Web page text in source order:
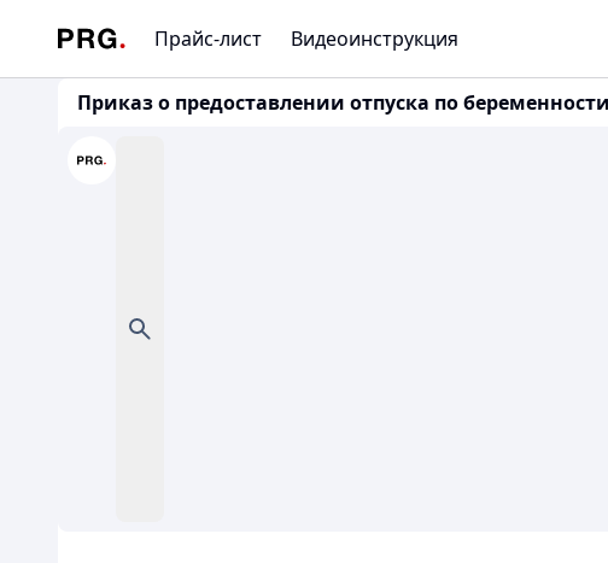
Прайс-лист Видеоинструкция
Приказ о предоставлении отпуска по